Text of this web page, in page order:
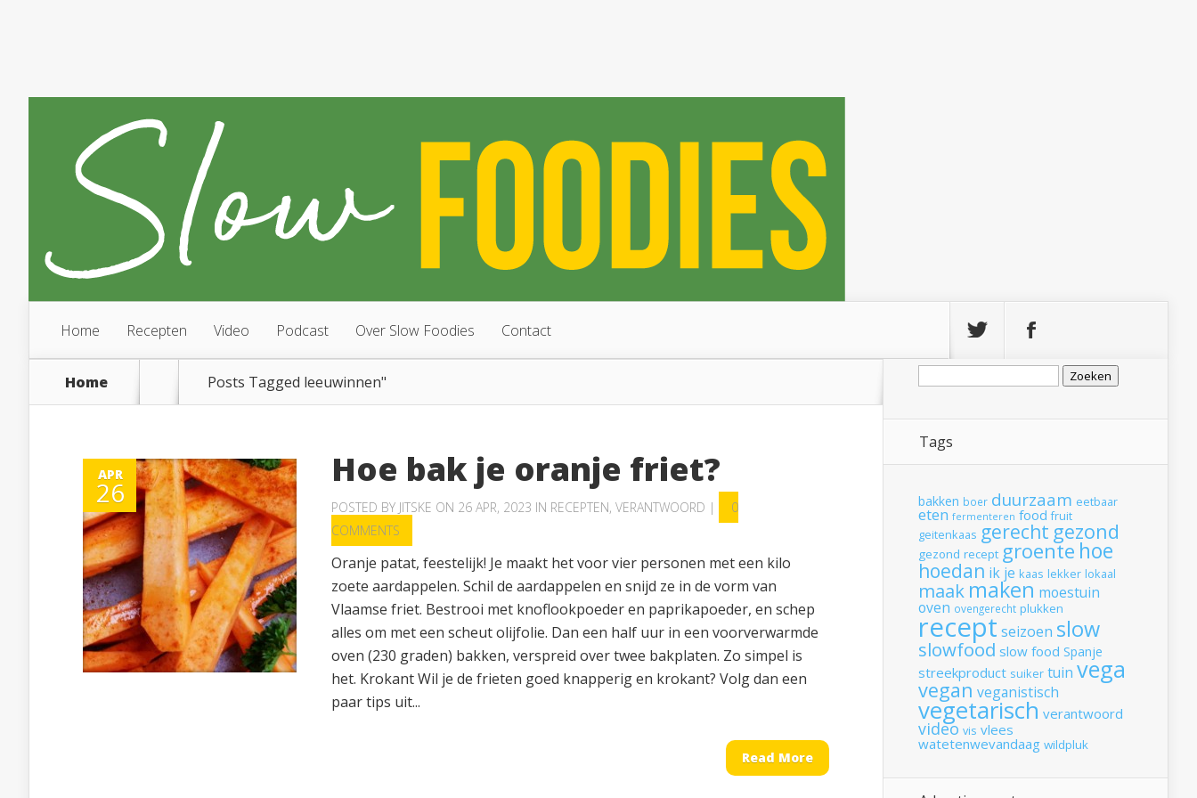
Home Recepten Video Podcast Over Slow Foodies Contact
Home Posts Tagged leeuwinnen"
APR
26
Hoe bak je oranje friet?
POSTED BY JITSKE ON 26 APR, 2023 IN RECEPTEN, VERANTWOORD |
0
COMMENTS
Oranje patat, feestelijk! Je maakt het voor vier personen met een kilo
zoete aardappelen. Schil de aardappelen en snijd ze in de vorm van
Vlaamse friet. Bestrooi met knoflookpoeder en paprikapoeder, en schep
alles om met een scheut olijfolie. Dan een half uur in een voorverwarmde
oven (230 graden) bakken, verspreid over twee bakplaten. Zo simpel is
het. Krokant Wil je de frieten goed knapperig en krokant? Volg dan een
paar tips uit...
Read More
Zoeken
Tags
bakken boer duurzaam eetbaar
eten fermenteren food fruit
geitenkaas gerecht gezond
gezond recept groente hoe
hoedan ik je kaas lekker lokaal
maak maken moestuin
oven ovengerecht plukken
recept seizoen slow
slowfood slow food Spanje
streekproduct suiker tuin vega
vegan veganistisch
vegetarisch verantwoord
video vis vlees
watetenwevandaag wildpluk